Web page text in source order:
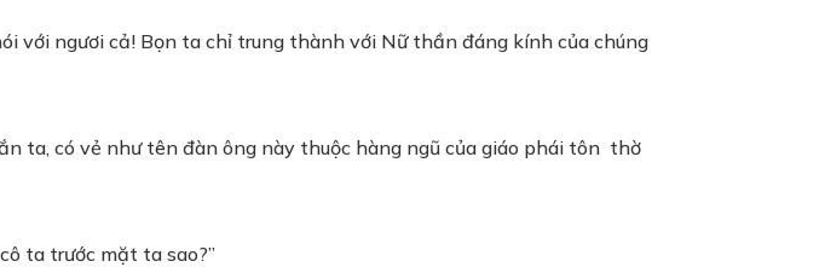
với ngươi cả! Bọn ta chỉ trung thành với Nữ thần đáng kính của chúng
ta, có vẻ như tên đàn ông này thuộc hàng ngũ của giáo phái tôn thờ
ta trước mặt ta sao?”